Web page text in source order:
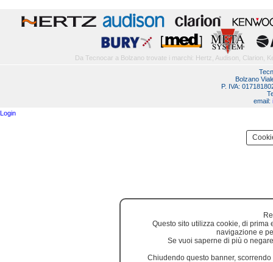
Questo sito utilizza cookie, di prima
navigazione e
Se vuoi saperne di più o
Chiudendo questo banner,
Da Tecnocar a Bolzano trovate i marchi: Hertz, Audison, Clarion,
Bolzano
P. IVA:
email:
Login